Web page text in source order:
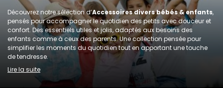
Découvrez notre sélection d’Accessoires divers bébés & enfants,
pensés pour accompagner le quotidien des petits avec douceur et
confort. Des essentiels utiles et jolis, adaptés aux besoins des
enfants comme à ceux des parents. Une collection pensée pour
simplifier les moments du quotidien tout en apportant une touche
de tendresse.
Lire la suite